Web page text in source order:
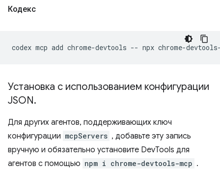
Кодекс
codex mcp add chrome-devtools -- npx
Установка с использованием конфигурации
JSON.
Для других агентов, поддерживающих ключ
конфигурации mcpServers , добавьте эту запись
вручную и обязательно установите DevTools для
агентов с помощью npm i chrome-devtools-mcp .